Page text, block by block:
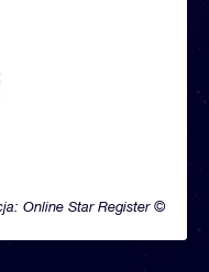
Online Star Register ©